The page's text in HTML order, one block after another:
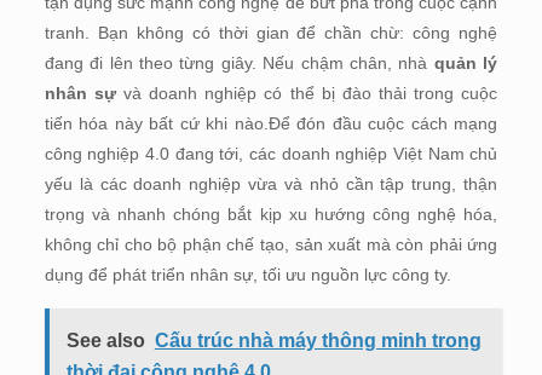
tranh. Bạn không có thời gian để chần chừ: công nghệ
đang đi lên theo từng giây. Nếu chậm chân, nhà quản lý
nhân sựvà doanh nghiệp có thể bị đào thải trong cuộc
tiến hóa này bất cứ khi nào.Để đón đầu cuộc cách mạng
công nghiệp 4.0 đang tới, các doanh nghiệp Việt Nam chủ
yếu là các doanh nghiệp vừa và nhỏ cần tập trung, thận
trọng và nhanh chóng bắt kịp xu hướng công nghệ hóa,
không chỉ cho bộ phận chế tạo, sản xuất mà còn phải ứng
dụng để phát triển nhân sự, tối ưu nguồn lực công ty.
See also Cấu trúc nhà máy thông minh trong